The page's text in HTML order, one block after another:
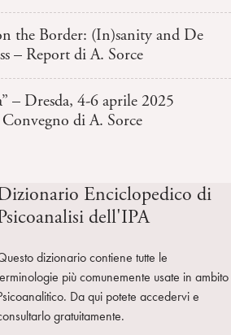
the Border: (In)sanity and De
– Report di A. Sorce
– Dresda, 4-6 aprile 2025
di A. Sorce
Enciclopedico di
dell'IPA
dizionario contiene tutte le
più comunemente usate in ambito
Da qui potete accedervi e
gratuitamente.